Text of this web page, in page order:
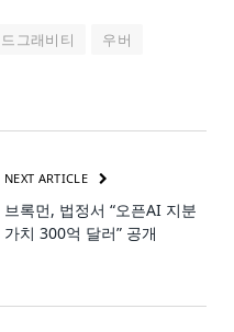
그래비티
우버
NEXT ARTICLE
브록먼, 법정서 “오픈AI 지분
가치 300억 달러” 공개